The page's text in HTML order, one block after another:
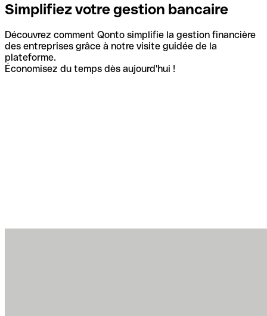
Simplifiez votre gestion bancaire
Découvrez comment Qonto simplifie la gestion financière
des entreprises grâce à notre visite guidée de la
plateforme.
Économisez du temps dès aujourd'hui !